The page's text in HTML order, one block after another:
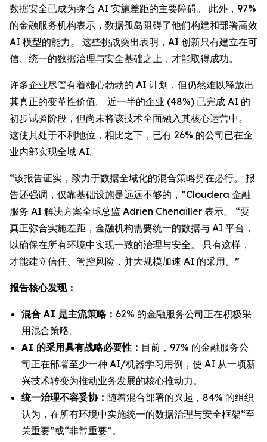
数据安全已成为弥合 AI 实施差距的主要障碍。 此外，97%
的金融服务机构表示，数据孤岛阻碍了他们构建和部署高效
AI 模型的能力。 这些挑战突出表明，AI 创新只有建立在可
信、统一的数据治理与安全基础之上，才能取得成功。
许多企业尽管有着雄心勃勃的 AI 计划，但仍然难以释放出
其真正的变革性价值。 近一半的企业 (48%) 已完成 AI 的
初步试验阶段，但尚未将该技术全面融入其核心运营中。
这使其处于不利地位，相比之下，已有 26% 的公司已在企
业内部实现全域 AI。
“该报告证实，致力于数据全域化的混合策略势在必行。 报
告还强调，仅靠基础设施是远远不够的，”Cloudera 金融
服务 AI 解决方案全球总监 Adrien Chenailler 表示。 “要
真正弥合实施差距，金融机构需要统一的数据与 AI 平台，
以确保在所有环境中实现一致的治理与安全。 只有这样，
才能建立信任、管控风险，并大规模加速 AI 的采用。”
报告核心发现：
混合 AI 是主流策略： 62% 的金融服务公司正在积极采
用混合策略。
AI 的采用具有战略必要性： 目前，97% 的金融服务公
司正在部署至少一种 AI/机器学习用例，使 AI 从一项新
兴技术转变为推动业务发展的核心推动力。
统一治理不容妥协： 随着混合部署的兴起，84% 的组织
认为，在所有环境中实施统一的数据治理与安全框架“至
关重要”或“非常重要”。